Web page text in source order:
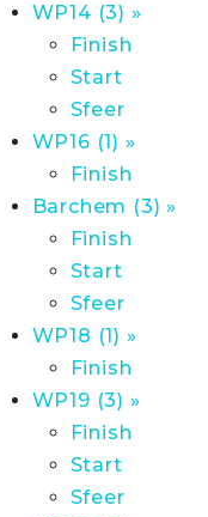
WP14 (3) »
Finish
Start
Sfeer
WP16 (1) »
Finish
Barchem (3) »
Finish
Start
Sfeer
WP18 (1) »
Finish
WP19 (3) »
Finish
Start
Sfeer